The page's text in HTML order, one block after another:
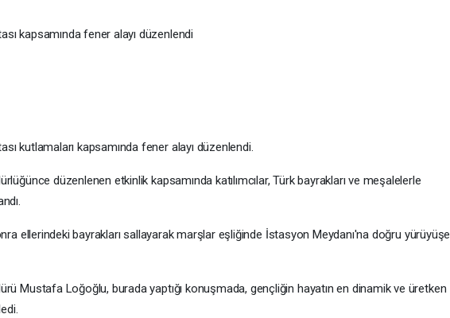
kapsamında fener alayı düzenlendi
kutlamaları kapsamında fener alayı düzenlendi.
düzenlenen etkinlik kapsamında katılımcılar, Türk bayrakları ve meşalelerle
ellerindeki bayrakları sallayarak marşlar eşliğinde İstasyon Meydanı'na doğru yürüyüşe
Mustafa Loğoğlu, burada yaptığı konuşmada, gençliğin hayatın en dinamik ve üretken